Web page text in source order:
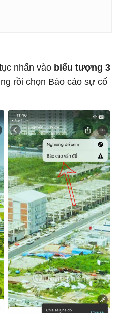
nhấn vào biểu tượng 3
rồi chọn Báo cáo sự cố